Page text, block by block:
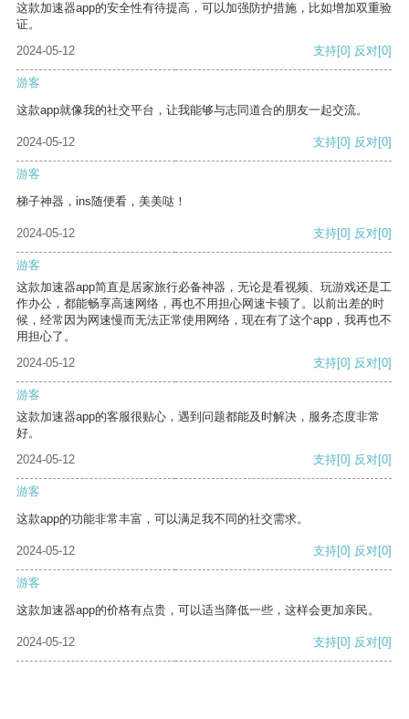
这款加速器app的安全性有待提高，可以加强防护措施，比如增加双重验
证。
2024-05-12
支持[0] 反对[0]
游客
这款app就像我的社交平台，让我能够与志同道合的朋友一起交流。
2024-05-12 支持[0] 反对[0]
游客
梯子神器，ins随便看，美美哒！
2024-05-12 支持[0] 反对[0]
游客
这款加速器app简直是居家旅行必备神器，无论是看视频、玩游戏还是工
作办公，都能畅享高速网络，再也不用担心网速卡顿了。以前出差的时
候，经常因为网速慢而无法正常使用网络，现在有了这个app，我再也不
用担心了。
2024-05-12
支持[0] 反对[0]
游客
这款加速器app的客服很贴心，遇到问题都能及时解决，服务态度非常
好。
2024-05-12
支持[0] 反对[0]
游客
这款app的功能非常丰富，可以满足我不同的社交需求。
2024-05-12 支持[0] 反对[0]
游客
这款加速器app的价格有点贵，可以适当降低一些，这样会更加亲民。
2024-05-12 支持[0] 反对[0]